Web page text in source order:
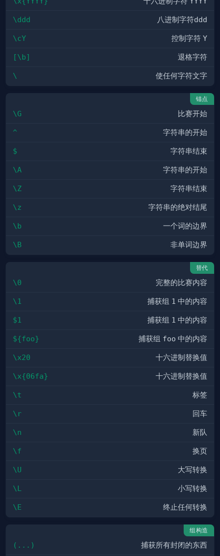
\ddd 八进制字符ddd
\cY 控制字符 Y
[\b] 退格字符
\ 使任何字符文字
锚点
\G 比赛开始
^ 字符串的开始
$ 字符串结束
\A 字符串的开始
\Z 字符串结束
\z 字符串的绝对结尾
\b 一个词的边界
\B 非单词边界
替代
\0 完整的比赛内容
\1 捕获组 1 中的内容
$1 捕获组 1 中的内容
${foo} 捕获组 foo 中的内容
\x20 十六进制替换值
\x{06fa} 十六进制替换值
\t 标签
\r 回车
\n 新队
\f 换页
\U 大写转换
\L 小写转换
\E 终止任何转换
组构造
(...) 捕获所有封闭的东西